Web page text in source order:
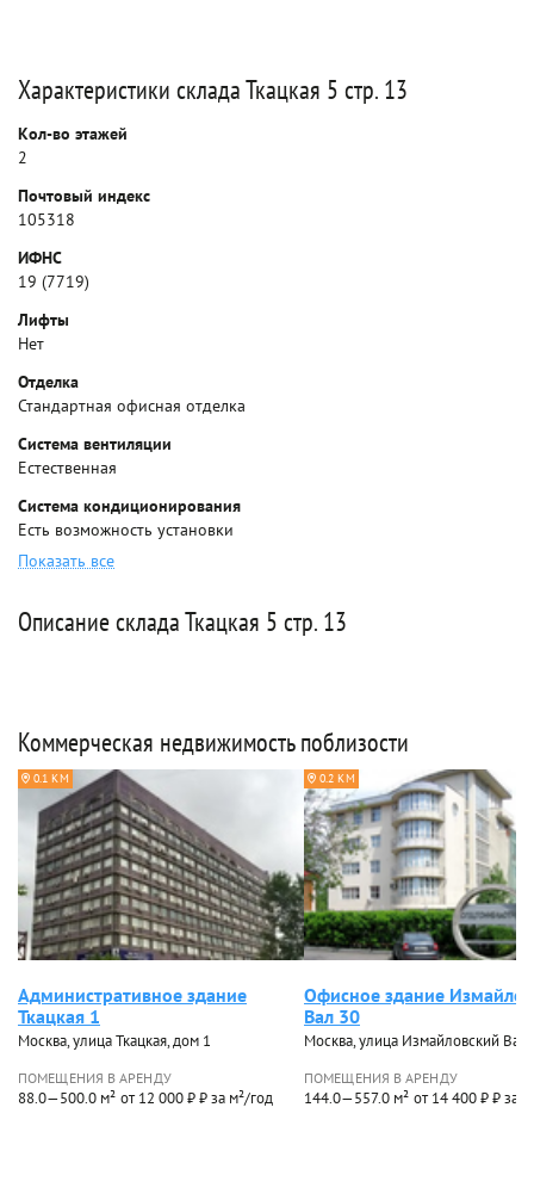
Характеристики склада Ткацкая 5 стр. 13
Кол-во этажей
2
Почтовый индекс
105318
ИФНС
19 (7719)
Лифты
Нет
Отделка
Стандартная офисная отделка
Система вентиляции
Естественная
Система кондиционирования
Есть возможность установки
Показать все
Описание склада Ткацкая 5 стр. 13
Коммерческая недвижимость поблизости
0.1 КМ
Административное здание
Ткацкая 1
Москва, улица Ткацкая, дом 1
ПОМЕЩЕНИЯ В АРЕНДУ
88.0—500.0 м² от 12 000 ₽ ₽ за м²/год
0.2 КМ
Офисное здание
Вал 30
Москва, улица Измайловский
ПОМЕЩЕНИЯ В АРЕНДУ
144.0—557.0 м² от 14 400 ₽ ₽ за